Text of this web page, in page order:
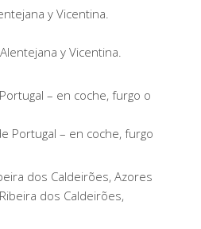
y Vicentina.
– en coche, furgo o
dos Caldeirões, Azores